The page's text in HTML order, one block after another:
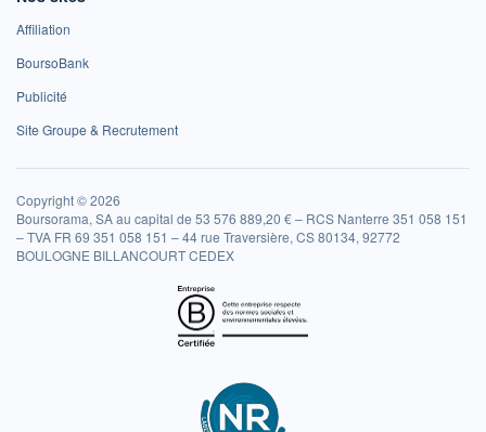
Affiliation
BoursoBank
Publicité
Site Groupe & Recrutement
Copyright © 2026
Boursorama, SA au capital de 53 576 889,20 € – RCS Nanterre 351 058 151
– TVA FR 69 351 058 151 – 44 rue Traversière, CS 80134, 92772
BOULOGNE BILLANCOURT CEDEX